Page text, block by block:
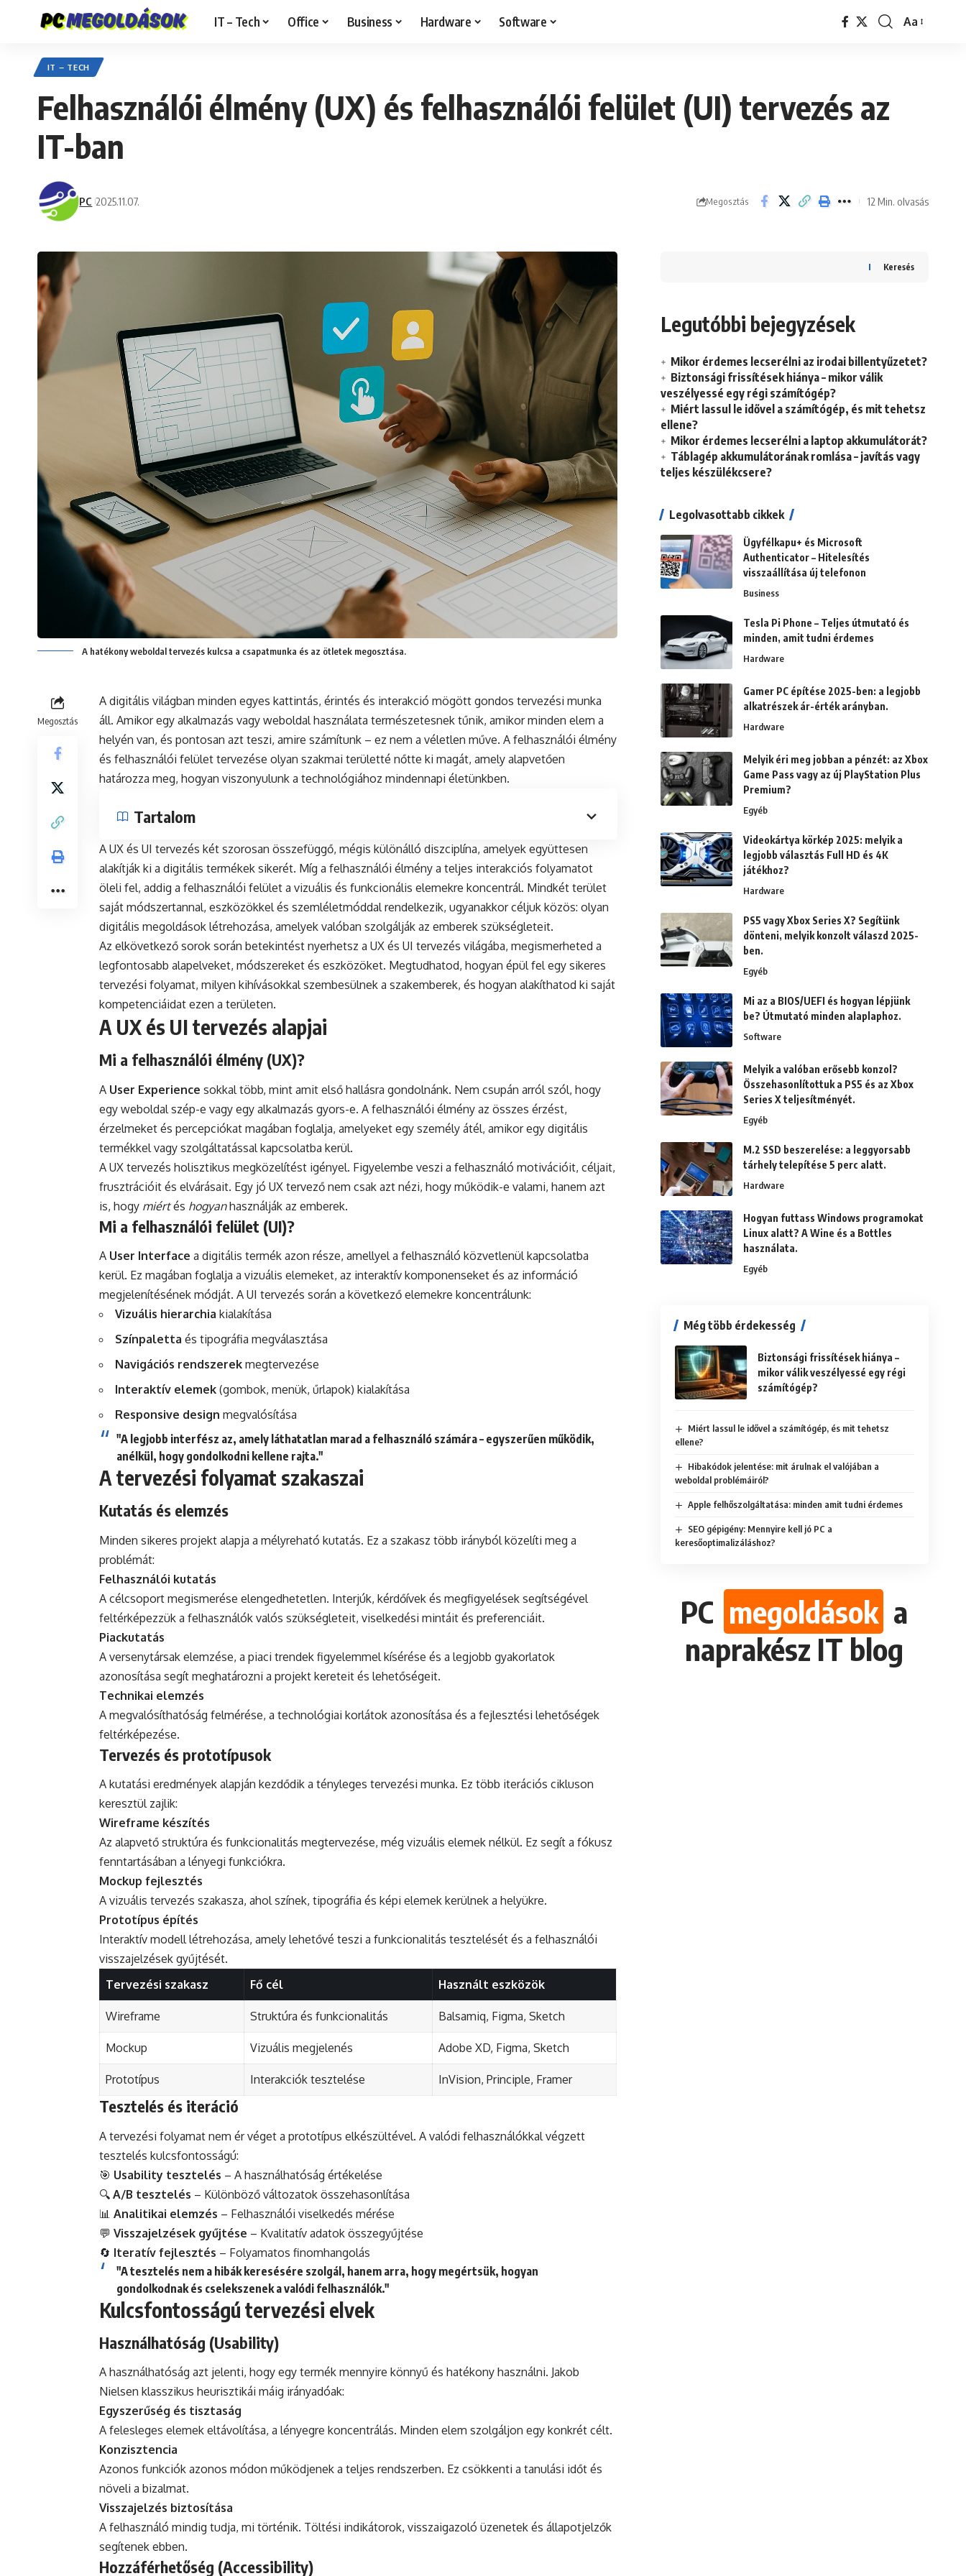
IT – Tech Office Business Hardware Software
Font
Aa
IT – TECH
Felhasználói élmény (UX) és felhasználói felület (UI) tervezés az
IT-ban
PC 2025.11.07. Megosztás 12 Min. olvasás
A hatékony weboldal tervezés kulcsa a csapatmunka és az ötletek megosztása.
Megosztás
A digitális világban minden egyes kattintás, érintés és interakció mögött gondos tervezési munka
áll. Amikor egy alkalmazás vagy weboldal használata természetesnek tűnik, amikor minden elem a
helyén van, és pontosan azt teszi, amire számítunk – ez nem a véletlen műve. A felhasználói élmény
és felhasználói felület tervezése olyan szakmai területté nőtte ki magát, amely alapvetően
határozza meg, hogyan viszonyulunk a technológiához mindennapi életünkben.
Tartalom
A UX és UI tervezés két szorosan összefüggő, mégis különálló diszciplína, amelyek együttesen
alakítják ki a digitális termékek sikerét. Míg a felhasználói élmény a teljes interakciós folyamatot
öleli fel, addig a felhasználói felület a vizuális és funkcionális elemekre koncentrál. Mindkét terület
saját módszertannal, eszközökkel és szemléletmóddal rendelkezik, ugyanakkor céljuk közös: olyan
digitális megoldások létrehozása, amelyek valóban szolgálják az emberek szükségleteit.
Az elkövetkező sorok során betekintést nyerhetsz a UX és UI tervezés világába, megismerheted a
legfontosabb alapelveket, módszereket és eszközöket. Megtudhatod, hogyan épül fel egy sikeres
tervezési folyamat, milyen kihívásokkal szembesülnek a szakemberek, és hogyan alakíthatod ki saját
kompetenciáidat ezen a területen.
A UX és UI tervezés alapjai
Mi a felhasználói élmény (UX)?
A User Experience sokkal több, mint amit első hallásra gondolnánk. Nem csupán arról szól, hogy
egy weboldal szép-e vagy egy alkalmazás gyors-e. A felhasználói élmény az összes érzést,
érzelmeket és percepciókat magában foglalja, amelyeket egy személy átél, amikor egy digitális
termékkel vagy szolgáltatással kapcsolatba kerül.
A UX tervezés holisztikus megközelítést igényel. Figyelembe veszi a felhasználó motivációit, céljait,
frusztrációit és elvárásait. Egy jó UX tervező nem csak azt nézi, hogy működik-e valami, hanem azt
is, hogy miértés hogyanhasználják az emberek.
Mi a felhasználói felület (UI)?
A User Interface a digitális termék azon része, amellyel a felhasználó közvetlenül kapcsolatba
kerül. Ez magában foglalja a vizuális elemeket, az interaktív komponenseket és az információ
megjelenítésének módját. A UI tervezés során a következő elemekre koncentrálunk:
Vizuális hierarchia kialakítása
Színpaletta és tipográfia megválasztása
Navigációs rendszerek megtervezése
Interaktív elemek (gombok, menük, űrlapok) kialakítása
Responsive design megvalósítása
"A legjobb interfész az, amely láthatatlan marad a felhasználó számára – egyszerűen működik,
anélkül, hogy gondolkodni kellene rajta."
A tervezési folyamat szakaszai
Kutatás és elemzés
Minden sikeres projekt alapja a mélyreható kutatás. Ez a szakasz több irányból közelíti meg a
problémát:
Felhasználói kutatás
A célcsoport megismerése elengedhetetlen. Interjúk, kérdőívek és megfigyelések segítségével
feltérképezzük a felhasználók valós szükségleteit, viselkedési mintáit és preferenciáit.
Piackutatás
A versenytársak elemzése, a piaci trendek figyelemmel kísérése és a legjobb gyakorlatok
azonosítása segít meghatározni a projekt kereteit és lehetőségeit.
Technikai elemzés
A megvalósíthatóság felmérése, a technológiai korlátok azonosítása és a fejlesztési lehetőségek
feltérképezése.
Tervezés és prototípusok
A kutatási eredmények alapján kezdődik a tényleges tervezési munka. Ez több iterációs cikluson
keresztül zajlik:
Wireframe készítés
Az alapvető struktúra és funkcionalitás megtervezése, még vizuális elemek nélkül. Ez segít a fókusz
fenntartásában a lényegi funkciókra.
Mockup fejlesztés
A vizuális tervezés szakasza, ahol színek, tipográfia és képi elemek kerülnek a helyükre.
Prototípus építés
Interaktív modell létrehozása, amely lehetővé teszi a funkcionalitás tesztelését és a felhasználói
visszajelzések gyűjtését.
Tervezési szakasz
Fő cél Használt eszközök
Wireframe Struktúra és funkcionalitás Balsamiq, Figma, Sketch
Mockup Vizuális megjelenés Adobe XD, Figma, Sketch
Prototípus Interakciók tesztelése InVision, Principle, Framer
Tesztelés és iteráció
A tervezési folyamat nem ér véget a prototípus elkészültével. A valódi felhasználókkal végzett
tesztelés kulcsfontosságú:
🎯 Usability tesztelés – A használhatóság értékelése
🔍 A/B tesztelés – Különböző változatok összehasonlítása
📊 Analitikai elemzés – Felhasználói viselkedés mérése
💬 Visszajelzések gyűjtése – Kvalitatív adatok összegyűjtése
🔄 Iteratív fejlesztés – Folyamatos finomhangolás
"A tesztelés nem a hibák keresésére szolgál, hanem arra, hogy megértsük, hogyan
gondolkodnak és cselekszenek a valódi felhasználók."
Kulcsfontosságú tervezési elvek
Használhatóság (Usability)
A használhatóság azt jelenti, hogy egy termék mennyire könnyű és hatékony használni. Jakob
Nielsen klasszikus heurisztikái máig irányadóak:
Egyszerűség és tisztaság
A felesleges elemek eltávolítása, a lényegre koncentrálás. Minden elem szolgáljon egy konkrét célt.
Konzisztencia
Azonos funkciók azonos módon működjenek a teljes rendszerben. Ez csökkenti a tanulási időt és
növeli a bizalmat.
Visszajelzés biztosítása
A felhasználó mindig tudja, mi történik. Töltési indikátorok, visszaigazoló üzenetek és állapotjelzők
segítenek ebben.
Hozzáférhetőség (Accessibility)
Keresés
Legutóbbi bejegyzések
Mikor érdemes lecserélni az irodai billentyűzetet?
Biztonsági frissítések hiánya – mikor válik
veszélyessé egy régi számítógép?
Miért lassul le idővel a számítógép, és mit tehetsz
ellene?
Mikor érdemes lecserélni a laptop akkumulátorát?
Táblagép akkumulátorának romlása – javítás vagy
teljes készülékcsere?
Legolvasottabb cikkek
Ügyfélkapu+ és Microsoft
Authenticator – Hitelesítés
visszaállítása új telefonon
Business
Tesla Pi Phone – Teljes útmutató és
minden, amit tudni érdemes
Hardware
Gamer PC építése 2025-ben: a legjobb
alkatrészek ár-érték arányban.
Hardware
Melyik éri meg jobban a pénzét: az Xbox
Game Pass vagy az új PlayStation Plus
Premium?
Egyéb
Videokártya körkép 2025: melyik a
legjobb választás Full HD és 4K
játékhoz?
Hardware
PS5 vagy Xbox Series X? Segítünk
dönteni, melyik konzolt válaszd 2025-
ben.
Egyéb
Mi az a BIOS/UEFI és hogyan lépjünk
be? Útmutató minden alaplaphoz.
Software
Melyik a valóban erősebb konzol?
Összehasonlítottuk a PS5 és az Xbox
Series X teljesítményét.
Egyéb
M.2 SSD beszerelése: a leggyorsabb
tárhely telepítése 5 perc alatt.
Hardware
Hogyan futtass Windows programokat
Linux alatt? A Wine és a Bottles
használata.
Egyéb
Még több érdekesség
Biztonsági frissítések hiánya –
mikor válik veszélyessé egy régi
számítógép?
Miért lassul le idővel a számítógép, és mit tehetsz
ellene?
Hibakódok jelentése: mit árulnak el valójában a
weboldal problémáiról?
Apple felhőszolgáltatása: minden amit tudni érdemes
SEO gépigény: Mennyire kell jó PC a
keresőoptimalizáláshoz?
PC megoldások a
naprakész IT blog